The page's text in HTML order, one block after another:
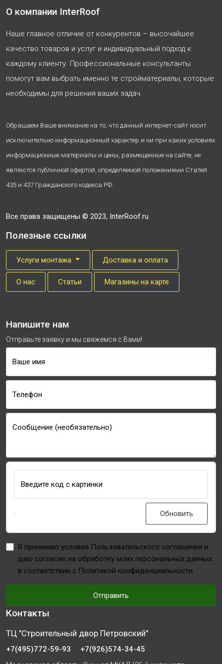
О компании InterRoof
Наше главное отличие от конкурентов – высочайшее
качество товаров и услуг и индивидуальный подход к
каждому клиенту. Профессиональные консультанты
помогут вам выбрать именно те стройматериалы, которые
необходимы для решения ваших задач.
Обращаем Ваше внимание на то, что данный интернет-сайт носит
исключительно информационный характер и ни при каких условиях
информационные материалы и цены, размещенные на сайте, не
являются публичной офертой, определяемой положениями Статей
435 и 437 Гражданского кодекса РФ.
Все права защищены © 2023, InterRoof.ru
Полезные ссылки
Услуги монтажа Доставка и оплата
О нас Cтатьи Магазины на карте
Напишите нам
Отправьте заявку и мы свяжемся с Вами!
Ваше имя
Телефон
Сообщение (необязательно)
Введите код с картинки
Обновить
Я принимаю условия Пользовательского соглашения и
даю согласие на обработку моих персональных данных
в соответствии с Политикой конфиденциальности
Отправить
Контакты
ТЦ "Строительный двор Петровский"
+7(495)772-59-93
+7(926)574-34-45